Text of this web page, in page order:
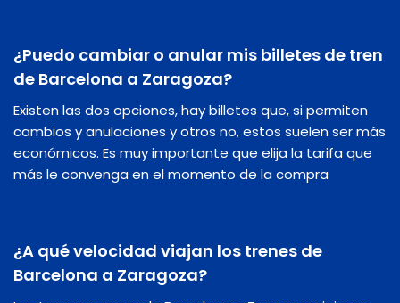
¿Puedo cambiar o anular mis billetes de tren
de Barcelona a Zaragoza?
Existen las dos opciones, hay billetes que, si permiten
cambios y anulaciones y otros no, estos suelen ser más
económicos. Es muy importante que elija la tarifa que
más le convenga en el momento de la compra
¿A qué velocidad viajan los trenes de
Barcelona a Zaragoza?